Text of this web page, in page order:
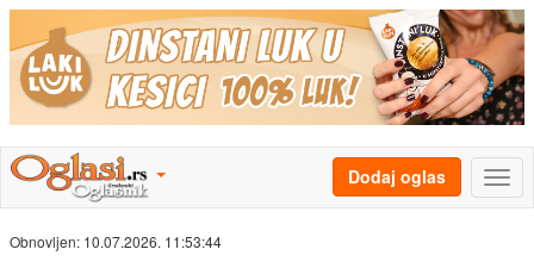
Dodaj oglas
Obnovljen: 10.07.2026. 11:53:44